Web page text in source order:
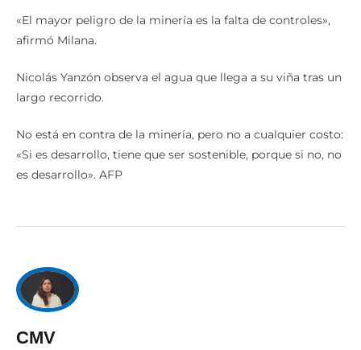
«El mayor peligro de la minería es la falta de controles»,
afirmó Milana.
Nicolás Yanzón observa el agua que llega a su viña tras un
largo recorrido.
No está en contra de la minería, pero no a cualquier costo:
«Si es desarrollo, tiene que ser sostenible, porque si no, no
es desarrollo». AFP
CMV